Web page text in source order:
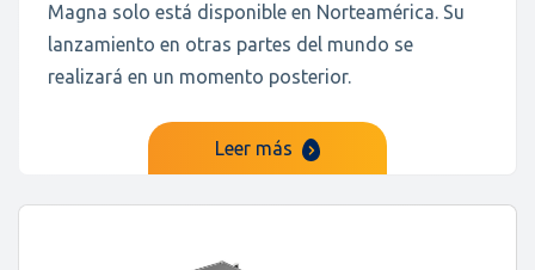
Magna solo está disponible en Norteamérica. Su
lanzamiento en otras partes del mundo se
realizará en un momento posterior.
Leer más